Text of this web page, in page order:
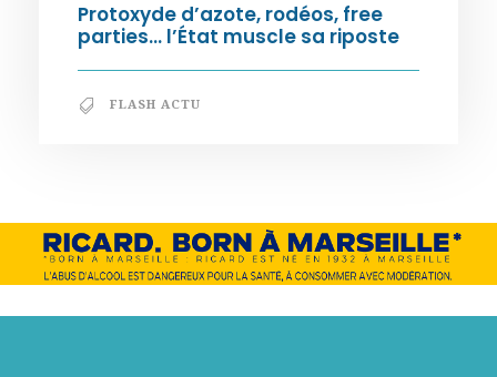
Protoxyde d’azote, rodéos, free
parties… l’État muscle sa riposte
FLASH ACTU